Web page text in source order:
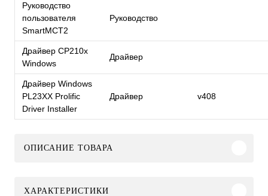
Руководство
пользователя
SmartMCT2
Руководство
Драйвер CP210x
Windows
Драйвер
Драйвер Windows
PL23XX Prolific
Driver Installer
Драйвер v408
ОПИСАНИЕ ТОВАРА
ХАРАКТЕРИСТИКИ